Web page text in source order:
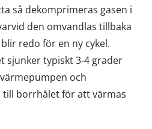
så dekomprimeras gasen i
den omvandlas tillbaka
redo för en ny cykel.
sjunker typiskt 3-4 grader
och
borrhålet för att värmas